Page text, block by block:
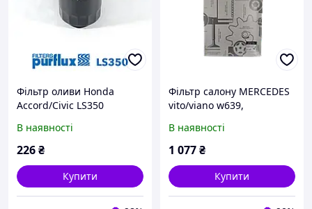
Фільтр оливи Honda
Accord/Civic LS350
В наявності
226₴
Купити
Фільтр салону MERCEDES
vito/viano w639,
В наявності
1 077₴
Купити